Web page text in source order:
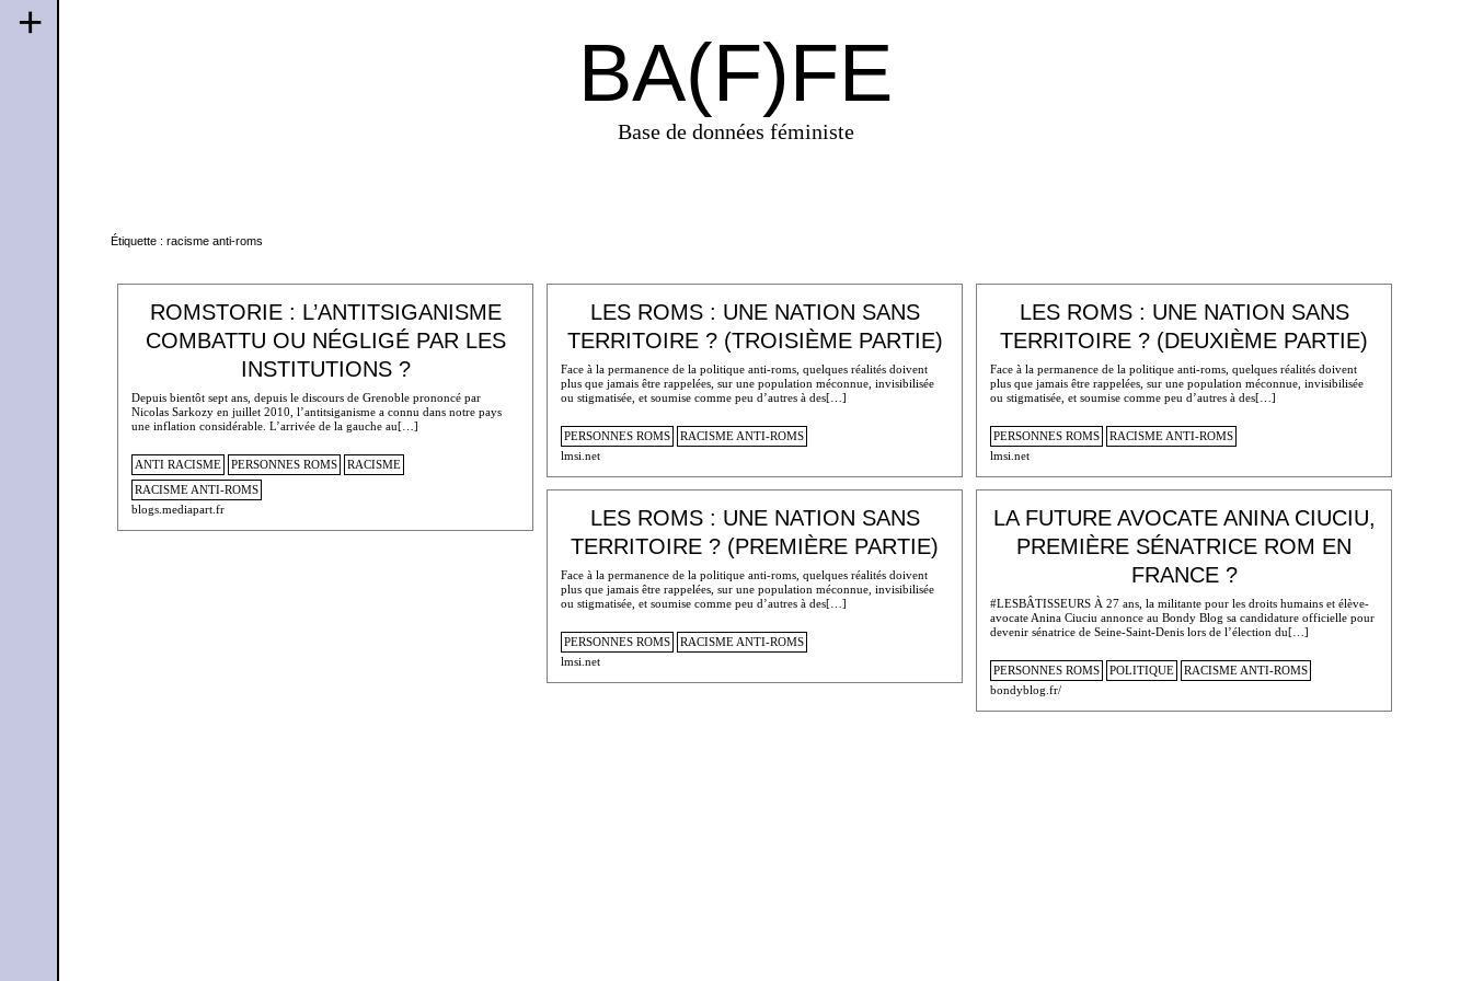
BA(F)FE
Base de données féministe
+
Étiquette : racisme anti-roms
ROMSTORIE : L’ANTITSIGANISME
COMBATTU OU NÉGLIGÉ PAR LES
INSTITUTIONS ?
Depuis bientôt sept ans, depuis le discours de Grenoble prononcé par
Nicolas Sarkozy en juillet 2010, l’antitsiganisme a connu dans notre pays
une inflation considérable. L’arrivée de la gauche au[…]
ANTI RACISME PERSONNES ROMS
RACISME
RACISME ANTI-ROMS
blogs.mediapart.fr
LES ROMS : UNE NATION SANS
TERRITOIRE ? (TROISIÈME PARTIE)
Face à la permanence de la politique anti-roms, quelques réalités doivent
plus que jamais être rappelées, sur une population méconnue, invisibilisée
ou stigmatisée, et soumise comme peu d’autres à des[…]
PERSONNES ROMS
RACISME ANTI-ROMS
lmsi.net
LES ROMS : UNE NATION SANS
TERRITOIRE ? (DEUXIÈME PARTIE)
Face à la permanence de la politique anti-roms, quelques réalités doivent
plus que jamais être rappelées, sur une population méconnue, invisibilisée
ou stigmatisée, et soumise comme peu d’autres à des[…]
PERSONNES ROMS
RACISME ANTI-ROMS
lmsi.net
LES ROMS : UNE NATION SANS
TERRITOIRE ? (PREMIÈRE PARTIE)
Face à la permanence de la politique anti-roms, quelques réalités doivent
plus que jamais être rappelées, sur une population méconnue, invisibilisée
ou stigmatisée, et soumise comme peu d’autres à des[…]
PERSONNES ROMS
RACISME ANTI-ROMS
lmsi.net
LA FUTURE AVOCATE ANINA CIUCIU,
PREMIÈRE SÉNATRICE ROM EN
FRANCE ?
#LESBÂTISSEURS À 27 ans, la militante pour les droits humains et élève-
avocate Anina Ciuciu annonce au Bondy Blog sa candidature officielle pour
devenir sénatrice de Seine-Saint-Denis lors de l’élection du[…]
PERSONNES ROMS POLITIQUE
RACISME ANTI-ROMS
bondyblog.fr/